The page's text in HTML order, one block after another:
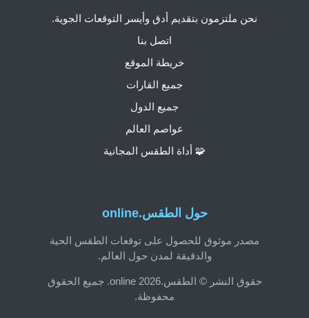
حول الطقس.online
مصدر موثوق للحصول على توقعات الطقس الحية
والدقيقة لمدن حول العالم.
حقوق النشر © الطقس.online 2026. جميع الحقوق
محفوظة.
نحن ملتزمون بتقديم أدق وأيسر التوقعات الجوية.
اتصل بنا
خريطة الموقع
جميع القارات
جميع الدول
عواصم العالم
🧩 أداة الطقس المجانية